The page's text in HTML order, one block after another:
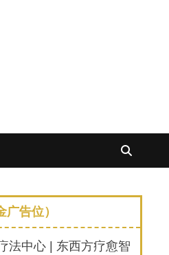
告位）
法中心 | 东西方疗愈智